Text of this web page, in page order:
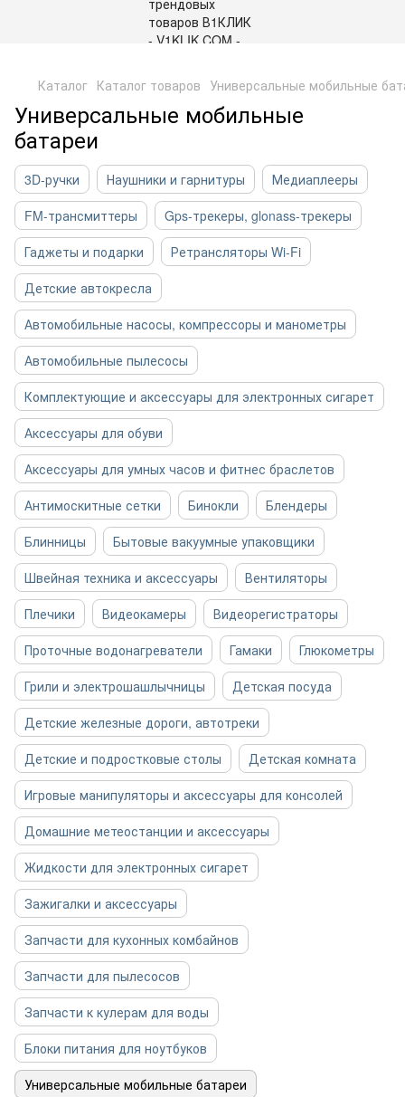
Каталог Каталог товаров Универсальные мобильные
Универсальные мобильные
батареи
3D-ручки Наушники и гарнитуры
Медиаплееры
FM-трансмиттеры
Gps-трекеры, glonass-трекеры
Гаджеты и подарки
Ретрансляторы Wi-Fi
Детские автокресла
Автомобильные насосы, компрессоры и манометры
Автомобильные пылесосы
Комплектующие и аксессуары для электронных сигарет
Аксессуары для обуви
Аксессуары для умных часов и фитнес браслетов
Антимоскитные сетки
Бинокли
Блендеры
Блинницы
Бытовые вакуумные упаковщики
Швейная техника и аксессуары
Вентиляторы
Плечики
Видеокамеры
Видеорегистраторы
Проточные водонагреватели
Гамаки
Глюкометры
Грили и электрошашлычницы
Детская посуда
Детские железные дороги, автотреки
Детские и подростковые столы
Детская комната
Игровые манипуляторы и аксессуары для консолей
Домашние метеостанции и аксессуары
Жидкости для электронных сигарет
Зажигалки и аксессуары
Запчасти для кухонных комбайнов
Запчасти для пылесосов
Запчасти к кулерам для воды
Блоки питания для ноутбуков
Универсальные мобильные батареи